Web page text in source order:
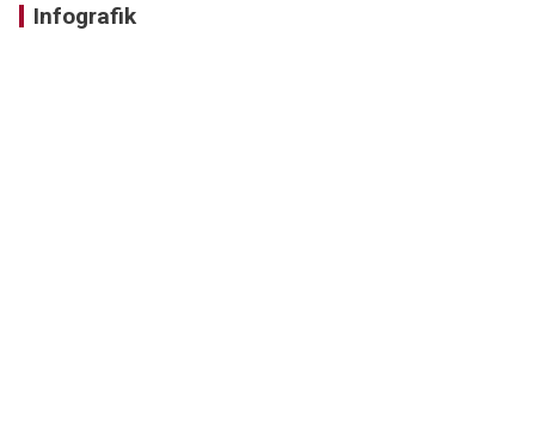
Infografik